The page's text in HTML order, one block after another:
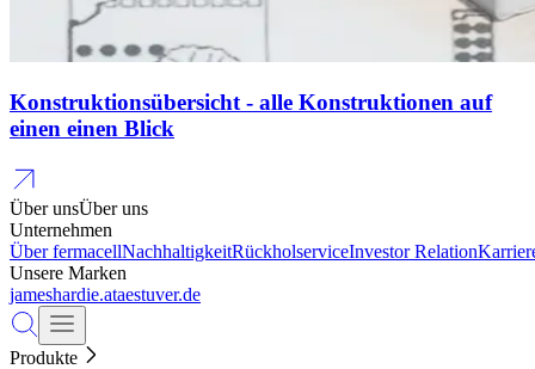
Konstruktionsübersicht - alle Konstruktionen auf
einen einen Blick
Über unsÜber uns
Unternehmen
Über fermacellNachhaltigkeitRückholserviceInvestor Relation
Unsere Marken
jameshardie.ataestuver.de
Produkte